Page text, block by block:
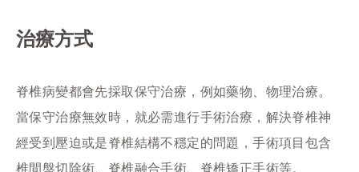
治療方式
脊椎病變都會先採取保守治療，例如藥物、物理治療。
當保守治療無效時，就必需進行手術治療，解決脊椎神
經受到壓迫或是脊椎結構不穩定的問題，手術項目包含
椎間盤切除術、脊椎融合手術、脊椎矯正手術等。